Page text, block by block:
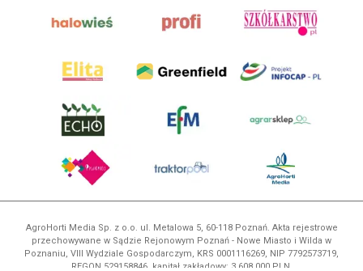
AgroHorti Media Sp. z o.o. ul. Metalowa 5, 60-118 Poznań. Akta rejestrowe
przechowywane w Sądzie Rejonowym Poznań - Nowe Miasto i Wilda w
Poznaniu, VIII Wydziale Gospodarczym, KRS 0001116269, NIP 7792573719,
REGON 529158846, kapitał zakładowy: 3.608.000 PLN.